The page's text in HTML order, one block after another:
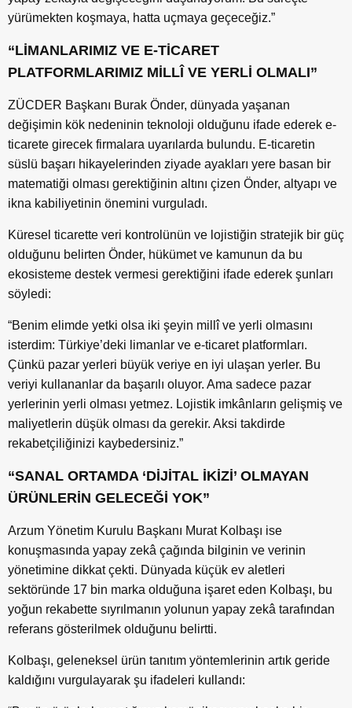
yürümekten koşmaya, hatta uçmaya geçeceğiz.”
“LİMANLARIMIZ VE E-TİCARET
PLATFORMLARIMIZ MİLLÎ VE YERLİ OLMALI”
ZÜCDER Başkanı Burak Önder, dünyada yaşanan
değişimin kök nedeninin teknoloji olduğunu ifade ederek e-
ticarete girecek firmalara uyarılarda bulundu. E-ticaretin
süslü başarı hikayelerinden ziyade ayakları yere basan bir
matematiği olması gerektiğinin altını çizen Önder, altyapı ve
ikna kabiliyetinin önemini vurguladı.
Küresel ticarette veri kontrolünün ve lojistiğin stratejik bir güç
olduğunu belirten Önder, hükümet ve kamunun da bu
ekosisteme destek vermesi gerektiğini ifade ederek şunları
söyledi:
“Benim elimde yetki olsa iki şeyin millî ve yerli olmasını
isterdim: Türkiye’deki limanlar ve e-ticaret platformları.
Çünkü pazar yerleri büyük veriye en iyi ulaşan yerler. Bu
veriyi kullananlar da başarılı oluyor. Ama sadece pazar
yerlerinin yerli olması yetmez. Lojistik imkânların gelişmiş ve
maliyetlerin düşük olması da gerekir. Aksi takdirde
rekabetçiliğinizi kaybedersiniz.”
“SANAL ORTAMDA ‘DİJİTAL İKİZİ’ OLMAYAN
ÜRÜNLERİN GELECEĞİ YOK”
Arzum Yönetim Kurulu Başkanı Murat Kolbaşı ise
konuşmasında yapay zekâ çağında bilginin ve verinin
yönetimine dikkat çekti. Dünyada küçük ev aletleri
sektöründe 17 bin marka olduğuna işaret eden Kolbaşı, bu
yoğun rekabette sıyrılmanın yolunun yapay zekâ tarafından
referans gösterilmek olduğunu belirtti.
Kolbaşı, geleneksel ürün tanıtım yöntemlerinin artık geride
kaldığını vurgulayarak şu ifadeleri kullandı: